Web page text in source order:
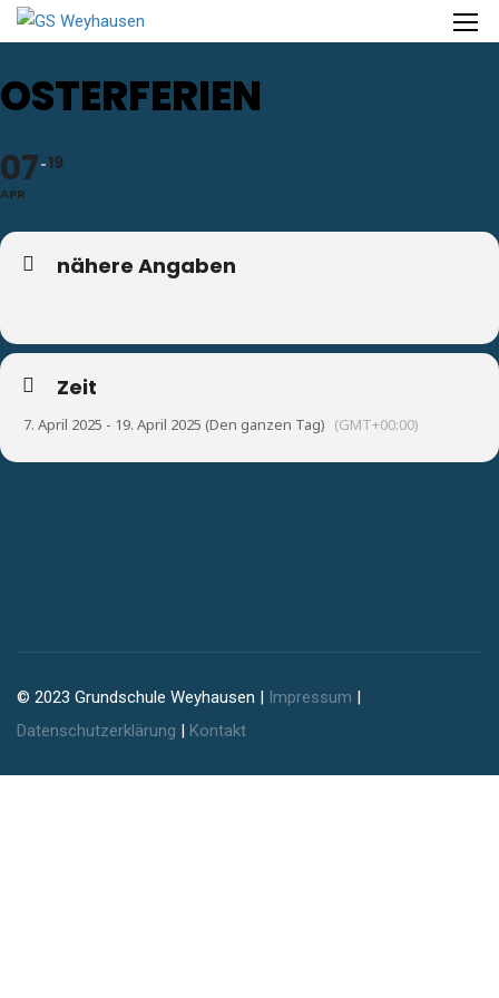
OSTERFERIEN
07
APR
19
nähere Angaben
Zeit
7. April 2025 - 19. April 2025 (Den ganzen Tag) (GMT+00:00)
© 2023 Grundschule Weyhausen | Impressum |
Datenschutzerklärung | Kontakt